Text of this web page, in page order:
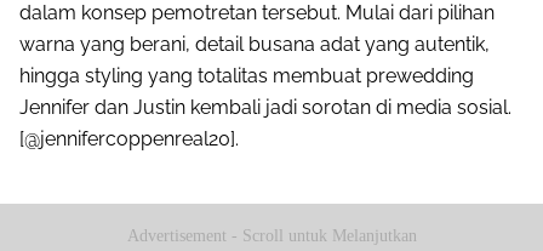
dalam konsep pemotretan tersebut. Mulai dari pilihan
warna yang berani, detail busana adat yang autentik,
hingga styling yang totalitas membuat prewedding
Jennifer dan Justin kembali jadi sorotan di media sosial.
[@jennifercoppenreal20].
Advertisement - Scroll untuk Melanjutkan